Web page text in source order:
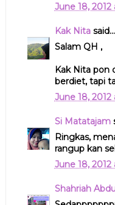
June 18, 2012
Kak Nitasaid...
Salam QH ,
Kak Nita pon
berdiet, tapi
June 18, 2012
Si Matatajam
Ringkas,
rangup kan
June 18, 2012
Shahriah